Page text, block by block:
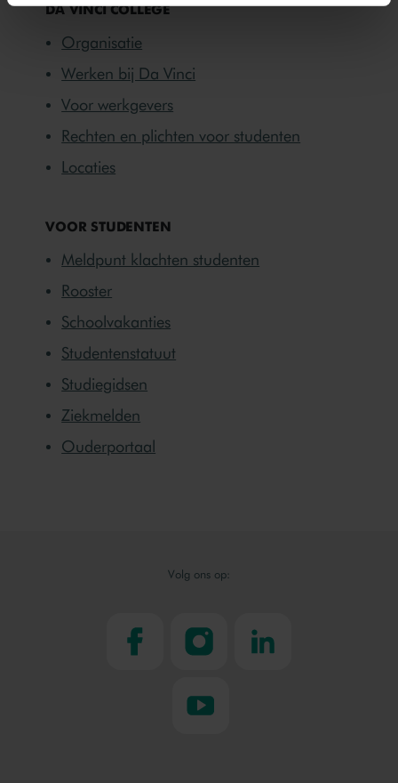
DA VINCI COLLEGE
Organisatie
Werken bij Da Vinci
Voor werkgevers
Rechten en plichten voor studenten
Locaties
VOOR STUDENTEN
Meldpunt klachten studenten
Rooster
Schoolvakanties
Studentenstatuut
Studiegidsen
Ziekmelden
Ouderportaal
Volg ons op:
facebook instagram linkedin